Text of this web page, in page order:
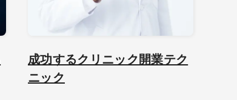
成功するクリニック開業テク
ニック